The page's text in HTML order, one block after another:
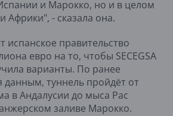
и Марокко, но и в целом
Африки", - сказала она.
правительство
евро на то, чтобы SECEGSA
варианты. По ранее
туннель пройдёт от
в Андалусии до мыса Рас
заливе Марокко.